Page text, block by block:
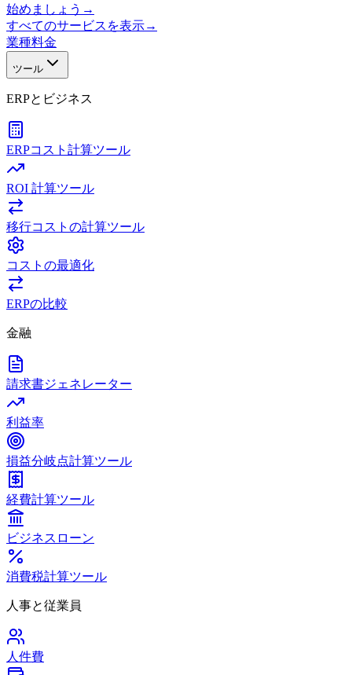
始めましょう →
すべてのサービスを表示→
業種料金
ツール
ERPとビジネス
ERPコスト計算ツール
ROI 計算ツール
移行コストの計算ツール
コストの最適化
ERPの比較
金融
請求書ジェネレーター
利益率
損益分岐点計算ツール
経費計算ツール
ビジネスローン
消費税計算ツール
人事と従業員
人件費